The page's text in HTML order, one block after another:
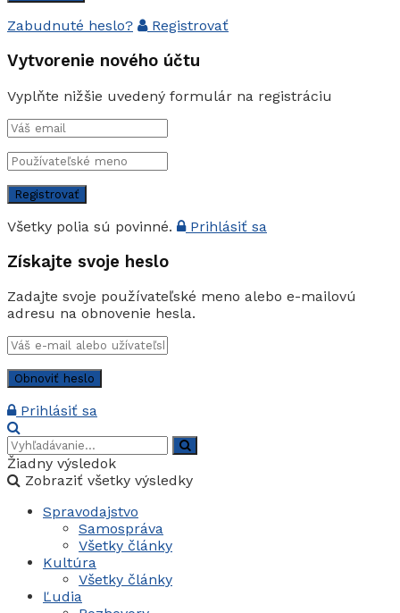
Zabudnuté heslo? Registrovať
Vytvorenie nového účtu
Vyplňte nižšie uvedený formulár na registráciu
Všetky polia sú povinné. Prihlásiť sa
Získajte svoje heslo
Zadajte svoje používateľské meno alebo e-mailovú
adresu na obnovenie hesla.
Prihlásiť sa
Žiadny výsledok
Zobraziť všetky výsledky
Spravodajstvo
Samospráva
Všetky články
Kultúra
Všetky články
Ľudia